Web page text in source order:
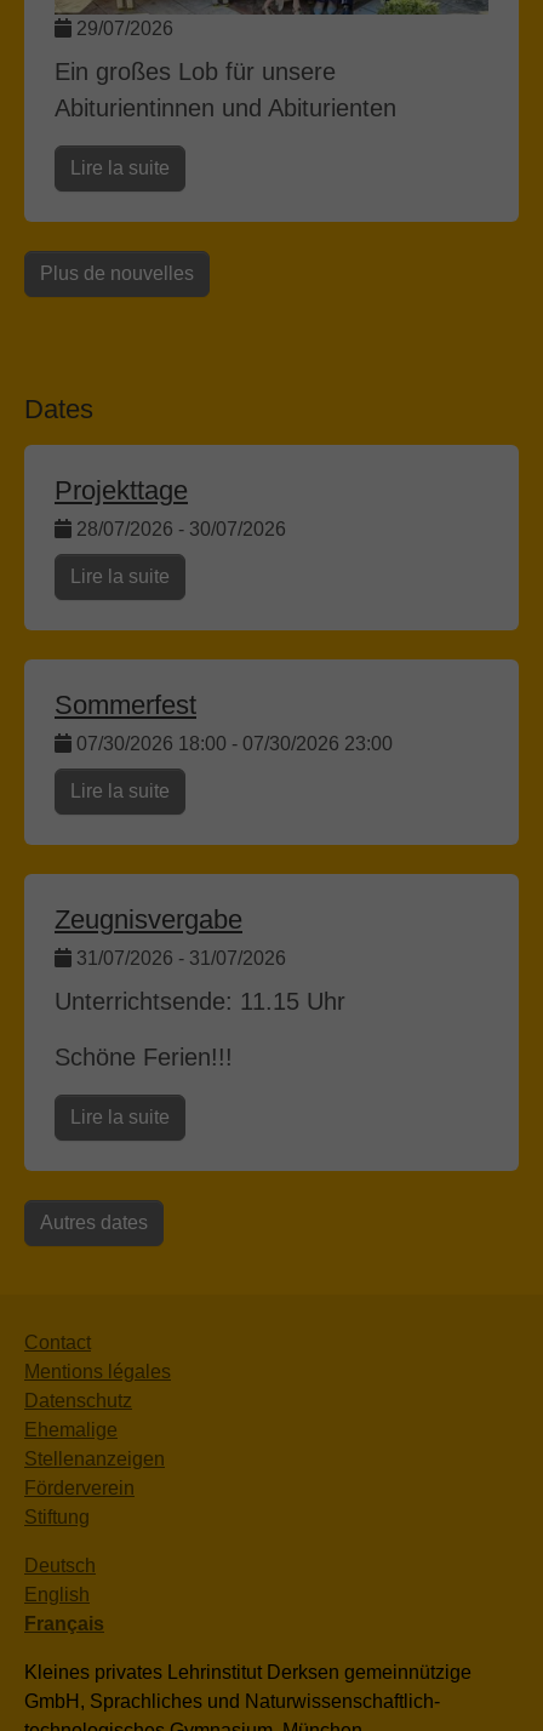
29/07/2026
Ein großes Lob für unsere
Abiturientinnen und Abiturienten
Lire la suite
Plus de nouvelles
Dates
Projekttage
28/07/2026 - 30/07/2026
Lire la suite
Sommerfest
07/30/2026 18:00 - 07/30/2026 23:00
Lire la suite
Zeugnisvergabe
31/07/2026 - 31/07/2026
Unterrichtsende: 11.15 Uhr
Schöne Ferien!!!
Lire la suite
Autres dates
Contact
Mentions légales
Datenschutz
Ehemalige
Stellenanzeigen
Förderverein
Stiftung
Deutsch
English
Français
Kleines privates Lehrinstitut Derksen gemeinnützige
GmbH, Sprachliches und Naturwissenschaftlich-